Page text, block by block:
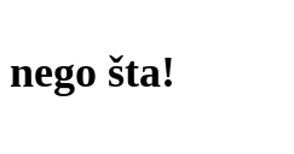
nego šta!